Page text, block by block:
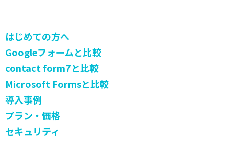
はじめての方へ
Googleフォームと比較
contact form7と比較
Microsoft Formsと比較
導入事例
プラン・価格
セキュリティ